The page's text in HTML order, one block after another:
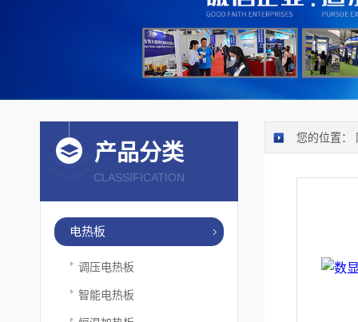
产品分类
CLASSIFICATION
电热板
调压电热板
智能电热板
您的位置：